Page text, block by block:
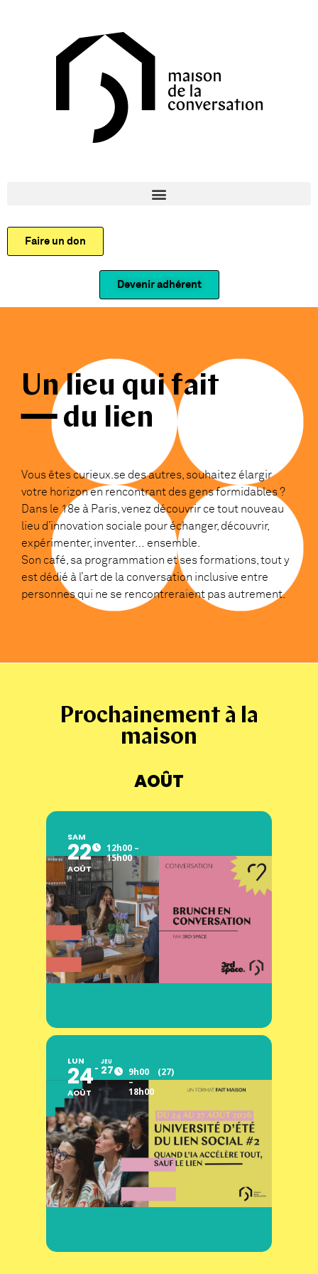
Faire un don
Devenir adhérent
Un lieu qui fait
━━ du lien
Vous êtes curieux.se des autres, souhaitez élargir
votre horizon en rencontrant des gens formidables ?
Dans le 18e à Paris, venez découvrir ce tout nouveau
lieu d’innovation sociale pour échanger, découvrir,
expérimenter, inventer… ensemble.
Son café, sa programmation et ses formations, tout y
est dédié à l’art de la conversation inclusive entre
personnes qui ne se rencontreraient pas autrement.
Prochainement à la
maison
AOÛT
SAM
22
AOÛT
12h00 –
15h00
LUN
24
AOÛT
JEU
27
9h00
–
18h00
(27)